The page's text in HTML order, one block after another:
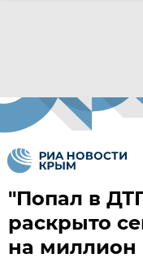
"Попал в
раскрыто
на миллион